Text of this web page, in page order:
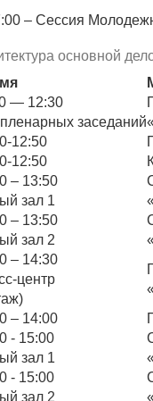
– Сессия
основной
— 12:30
заседаний
12:50
12:50
– 13:50
зал 1
– 13:50
зал 2
– 14:30
центр
– 14:00
- 15:00
зал 1
- 15:00
зал 2